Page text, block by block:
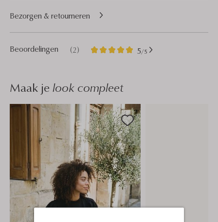
Beoordelingen (2) 5/5
2
5
Bezorgen & retourneren
Maak je look compleet